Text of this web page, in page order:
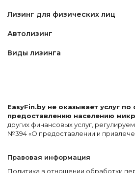
Лизинг для физических лиц
Автолизинг
Виды лизинга
EasyFin.by не оказывает услуг
предоставлению населению
других финансовых услуг,
№394 «О предоставлении и
Правовая информация
Политика в отношении обработки